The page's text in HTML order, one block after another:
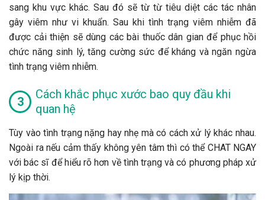
sang khu vực khác. Sau đó sẽ từ từ tiêu diệt các tác nhân
gây viêm như vi khuẩn. Sau khi tình trạng viêm nhiễm đã
được cải thiện sẽ dùng các bài thuốc dân gian để phục hồi
chức năng sinh lý, tăng cường sức để kháng và ngăn ngừa
tình trạng viêm nhiễm.
Cách khắc phục xước bao quy đầu khi
quan hệ
Tùy vào tình trạng nặng hay nhẹ mà có cách xử lý khác nhau.
Ngoài ra nếu cảm thấy không yên tâm thì có thể CHAT NGAY
với bác sĩ để hiểu rõ hơn về tình trạng và có phương pháp xử
lý kịp thời.